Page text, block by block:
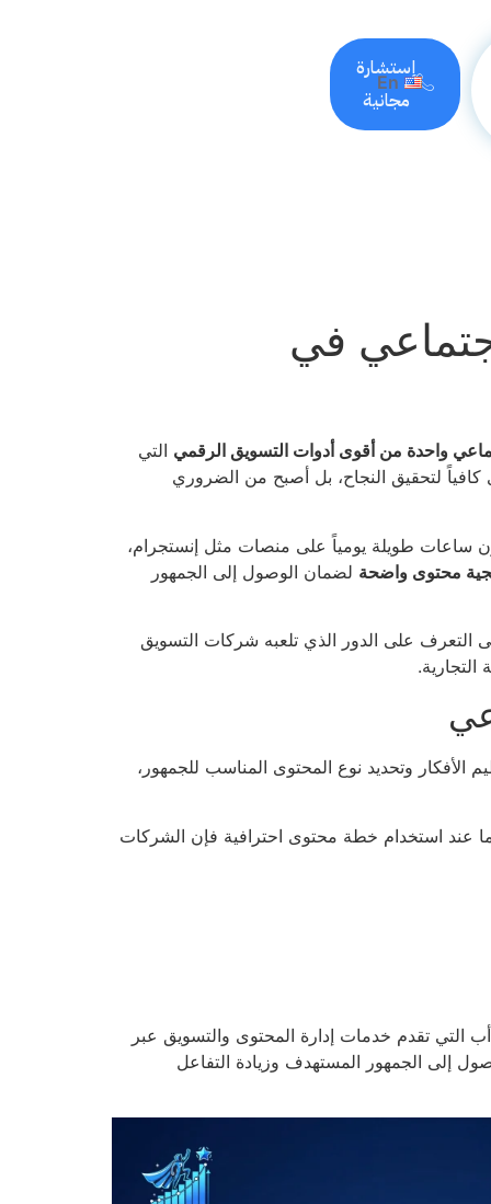
إستشارة
مجانية
En
في
واحدة من أقوى أدوات التسويق الرقمي التي
كافياً لتحقيق النجاح، بل أصبح من الضروري
ساعات طويلة يومياً على منصات مثل إنستجرام،
محتوى واضحة لضمان الوصول إلى الجمهور
التعرف على الدور الذي تلعبه شركات التسويق
وتحديد نوع المحتوى المناسب للجمهور،
عند استخدام خطة محتوى احترافية فإن الشركات
تقدم خدمات إدارة المحتوى والتسويق عبر
إلى الجمهور المستهدف وزيادة التفاعل